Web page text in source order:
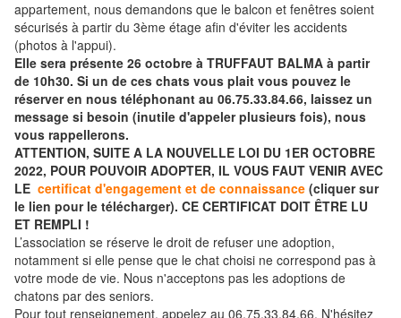
appartement, nous demandons que le balcon et fenêtres soient
sécurisés à partir du 3ème étage afin d'éviter les accidents
(photos à l'appui).
Elle sera présente 26 octobre à TRUFFAUT BALMA à partir
de 10h30. Si un de ces chats vous plait vous pouvez le
réserver en nous téléphonant au 06.75.33.84.66, laissez un
message si besoin (inutile d'appeler plusieurs fois), nous
vous rappellerons.
ATTENTION, SUITE A LA NOUVELLE LOI DU 1ER OCTOBRE
2022, POUR POUVOIR ADOPTER, IL VOUS FAUT VENIR AVEC
LE certificat d'engagement et de connaissance (cliquer sur
le lien pour le télécharger). CE CERTIFICAT DOIT ÊTRE LU
ET REMPLI !
L’association se réserve le droit de refuser une adoption,
notamment si elle pense que le chat choisi ne correspond pas à
votre mode de vie. Nous n'acceptons pas les adoptions de
chatons par des seniors.
Pour tout renseignement, appelez au 06.75.33.84.66. N'hésitez